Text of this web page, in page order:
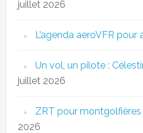
juillet 2026
L’agenda aeroVFR pour
Un vol, un pilote :
juillet 2026
ZRT pour montgolfières
2026